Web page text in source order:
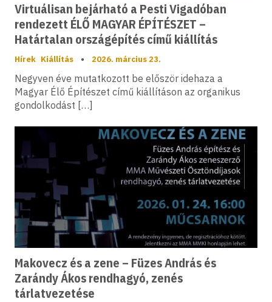
Virtuálisan bejárható a Pesti Vigadóban
rendezett ÉLŐ MAGYAR ÉPÍTÉSZET –
Határtalan országépítés című kiállítás
Hírek Kiállítás • 2026. március 23.
Negyven éve mutatkozott be először idehaza a
Magyar Élő Építészet című kiállításon az organikus
gondolkodást […]
Makovecz és a zene – Füzes András és
Zarándy Ákos rendhagyó, zenés
tárlatvezetése